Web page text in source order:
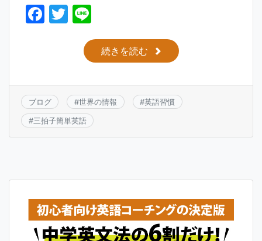
F
b
o
o
k
T
itt
e続きを読む
ブログ #世界の情報 #英語習慣
#三拍子簡単英語